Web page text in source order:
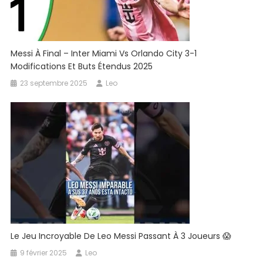
Messi À Final – Inter Miami Vs Orlando City 3-1
Modifications Et Buts Étendus 2025
23 septembre 2025 Leo
Le Jeu Incroyable De Leo Messi Passant À 3 Joueurs 😱
9 février 2025 Leo